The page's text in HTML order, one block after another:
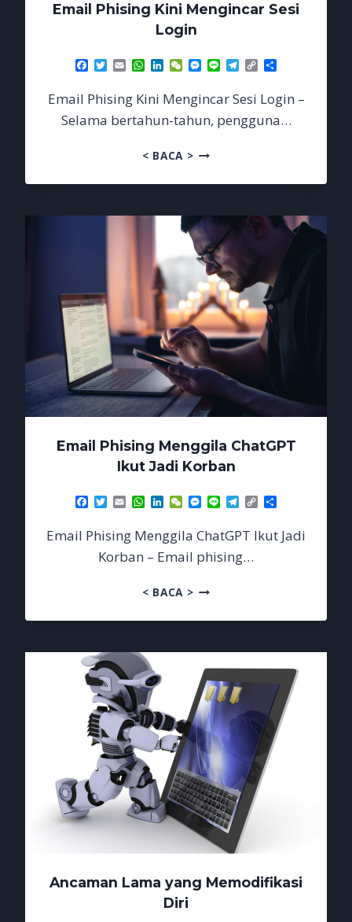
Email Phising Kini Mengincar Sesi
Login
Facebook
TwitterEmailWhatsApp
LinkedIn
WeChatMessenger
Line Telegram
Copy
Link
Email Phising Kini Mengincar Sesi Login –
Selama bertahun-tahun, pengguna…
< BACA >EMAIL
KINI
SESI
LOGIN
Email Phising Menggila ChatGPT
Ikut Jadi Korban
Facebook
TwitterEmailWhatsApp
LinkedIn
WeChatMessenger
Line Telegram
Copy
Link
Email Phising Menggila ChatGPT Ikut Jadi
Korban – Email phising…
< BACA >EMAIL
MENGGILA
IKUT
JADI
KORBAN
Ancaman Lama yang Memodifikasi
Diri